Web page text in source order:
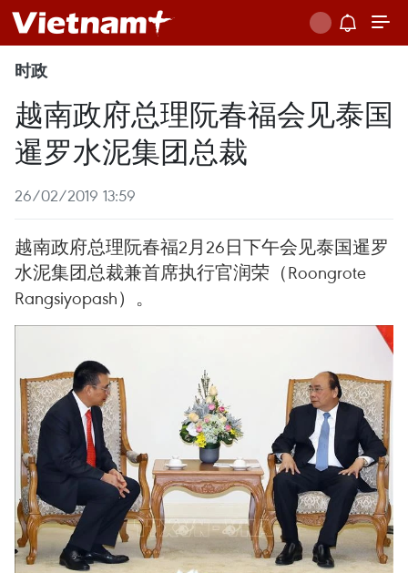
时政
越南政府总理阮春福会见泰国
暹罗水泥集团总裁
26/02/2019 13:59
越南政府总理阮春福2月26日下午会见泰国暹罗
水泥集团总裁兼首席执行官润荣（Roongrote
Rangsiyopash）。